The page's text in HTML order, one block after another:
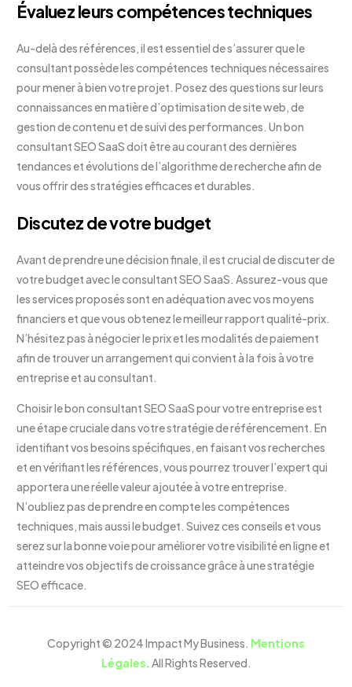
Évaluez leurs compétences techniques
Au-delà des références, il est essentiel de s’assurer que le
consultant possède les compétences techniques nécessaires
pour mener à bien votre projet. Posez des questions sur leurs
connaissances en matière d’optimisation de site web, de
gestion de contenu et de suivi des performances. Un bon
consultant SEO SaaS doit être au courant des dernières
tendances et évolutions de l’algorithme de recherche afin de
vous offrir des stratégies efficaces et durables.
Discutez de votre budget
Avant de prendre une décision finale, il est crucial de discuter de
votre budget avec le consultant SEO SaaS. Assurez-vous que
les services proposés sont en adéquation avec vos moyens
financiers et que vous obtenez le meilleur rapport qualité-prix.
N’hésitez pas à négocier le prix et les modalités de paiement
afin de trouver un arrangement qui convient à la fois à votre
entreprise et au consultant.
Choisir le bon consultant SEO SaaS pour votre entreprise est
une étape cruciale dans votre stratégie de référencement. En
identifiant vos besoins spécifiques, en faisant vos recherches
et en vérifiant les références, vous pourrez trouver l’expert qui
apportera une réelle valeur ajoutée à votre entreprise.
N’oubliez pas de prendre en compte les compétences
techniques, mais aussi le budget. Suivez ces conseils et vous
serez sur la bonne voie pour améliorer votre visibilité en ligne et
atteindre vos objectifs de croissance grâce à une stratégie
SEO efficace.
Copyright © 2024 Impact My Business. Mentions
Légales. All Rights Reserved.
Réserver une démo